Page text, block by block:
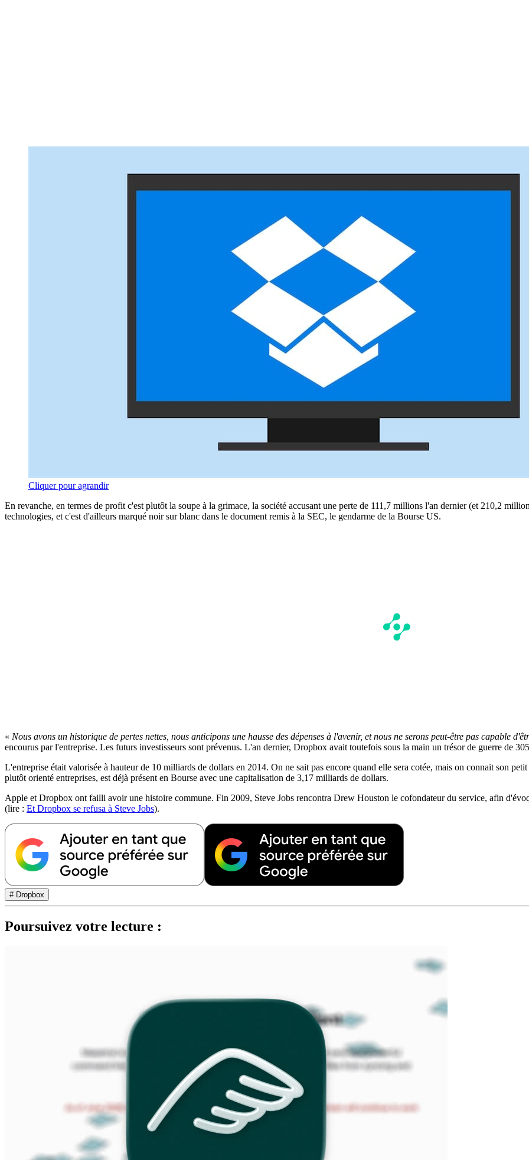
Cliquer pour agrandir
En revanche, en termes de profit c'est plutôt la soupe à la grimace, la société accusant une perte de 111,7 millions l'an dernier (et 210,2
technologies, et c'est d'ailleurs marqué noir sur blanc dans le document remis à la SEC, le gendarme de la Bourse US.
« Nous avons un historique de pertes nettes, nous anticipons une hausse des dépenses à l'avenir, et nous ne serons peut-être pas capable
encourus par l'entreprise. Les futurs investisseurs sont prévenus. L'an dernier, Dropbox avait toutefois sous la main un trésor de guerre de
L'entreprise était valorisée à hauteur de 10 milliards de dollars en 2014. On ne sait pas encore quand elle sera cotée, mais on connait son
plutôt orienté entreprises, est déjà présent en Bourse avec une capitalisation de 3,17 milliards de dollars.
Apple et Dropbox ont failli avoir une histoire commune. Fin 2009, Steve Jobs rencontra Drew Houston le cofondateur du service, afin
(lire : Et Dropbox se refusa à Steve Jobs).
# Dropbox
Poursuivez votre lecture :